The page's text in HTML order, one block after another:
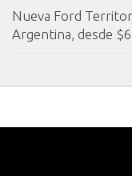
Nueva Ford
Argentina, desde